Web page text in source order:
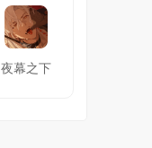
夜幕之下